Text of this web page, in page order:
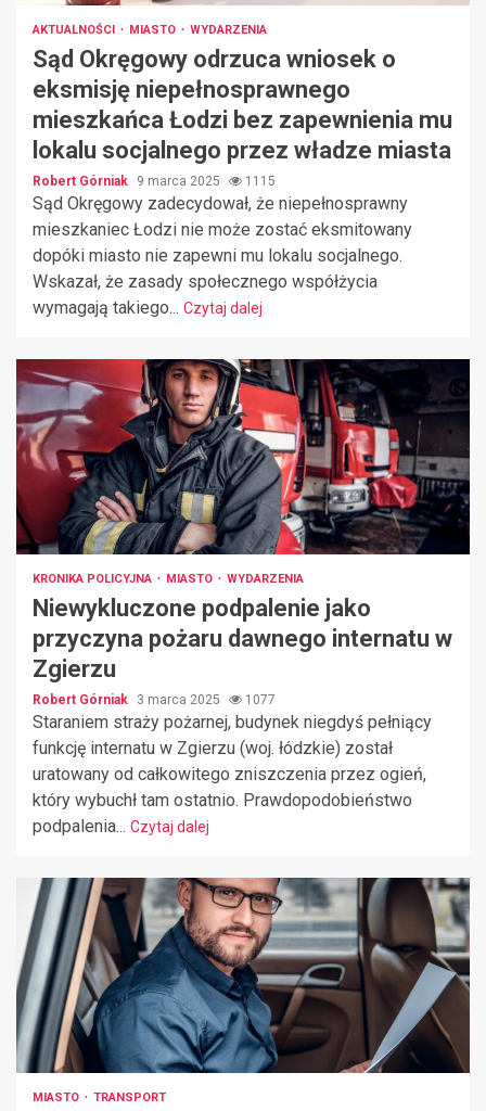
AKTUALNOŚCI MIASTO WYDARZENIA
Sąd Okręgowy odrzuca wniosek o
eksmisję niepełnosprawnego
mieszkańca Łodzi bez zapewnienia mu
lokalu socjalnego przez władze miasta
Robert Górniak 9 marca 2025 1115
Sąd Okręgowy zadecydował, że niepełnosprawny
mieszkaniec Łodzi nie może zostać eksmitowany
dopóki miasto nie zapewni mu lokalu socjalnego.
Wskazał, że zasady społecznego współżycia
wymagają takiego... Czytaj dalej
KRONIKA POLICYJNA MIASTO WYDARZENIA
Niewykluczone podpalenie jako
przyczyna pożaru dawnego internatu w
Zgierzu
Robert Górniak 3 marca 2025 1077
Staraniem straży pożarnej, budynek niegdyś pełniący
funkcję internatu w Zgierzu (woj. łódzkie) został
uratowany od całkowitego zniszczenia przez ogień,
który wybuchł tam ostatnio. Prawdopodobieństwo
podpalenia... Czytaj dalej
MIASTO TRANSPORT